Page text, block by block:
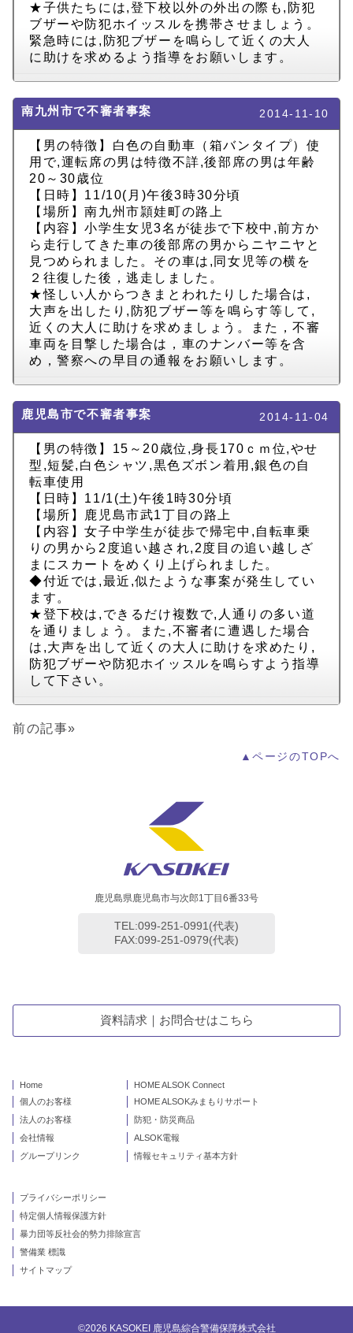
★子供たちには,登下校以外の外出の際も,防犯
ブザーや防犯ホイッスルを携帯させましょう。
緊急時には,防犯ブザーを鳴らして近くの大人
に助けを求めるよう指導をお願いします。
南九州市で不審者事案 2014-11-10
【男の特徴】白色の自動車（箱バンタイプ）使
用で,運転席の男は特徴不詳,後部席の男は年齢
20～30歳位
【日時】11/10(月)午後3時30分頃
【場所】南九州市頴娃町の路上
【内容】小学生女児3名が徒歩で下校中,前方か
ら走行してきた車の後部席の男からニヤニヤと
見つめられました。その車は,同女児等の横を
２往復した後，逃走しました。
★怪しい人からつきまとわれたりした場合は,
大声を出したり,防犯ブザー等を鳴らす等して,
近くの大人に助けを求めましょう。また，不審
車両を目撃した場合は，車のナンバー等を含
め，警察への早目の通報をお願いします。
鹿児島市で不審者事案 2014-11-04
【男の特徴】15～20歳位,身長170ｃｍ位,やせ
型,短髪,白色シャツ,黒色ズボン着用,銀色の自
転車使用
【日時】11/1(土)午後1時30分頃
【場所】鹿児島市武1丁目の路上
【内容】女子中学生が徒歩で帰宅中,自転車乗
りの男から2度追い越され,2度目の追い越しざ
まにスカートをめくり上げられました。
◆付近では,最近,似たような事案が発生してい
ます。
★登下校は,できるだけ複数で,人通りの多い道
を通りましょう。また,不審者に遭遇した場合
は,大声を出して近くの大人に助けを求めたり,
防犯ブザーや防犯ホイッスルを鳴らすよう指導
して下さい。
前の記事»
▲ページのTOPへ
鹿児島県鹿児島市与次郎1丁目6番33号
TEL:099-251-0991(代表)
FAX:099-251-0979(代表)
資料請求｜お問合せはこちら
Home
個人のお客様
法人のお客様
会社情報
グループリンク
HOME ALSOK Connect
HOME ALSOKみまもりサポート
防犯・防災商品
ALSOK電報
情報セキュリティ基本方針
プライバシーポリシー
特定個人情報保護方針
暴力団等反社会的勢力排除宣言
警備業 標識
サイトマップ
©2026 KASOKEI 鹿児島綜合警備保障株式会社